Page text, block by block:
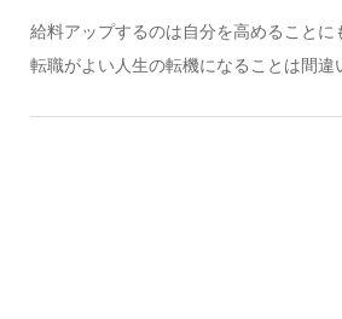
給料アップするのは自分を高めることに
転職がよい人生の転機になることは間違